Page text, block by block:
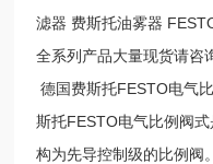
滤器 费斯托油雾器
全系列产品大量现货请咨
德国费斯托FESTO电气
斯托FESTO电气比例阀
构为先导控制级的比例阀